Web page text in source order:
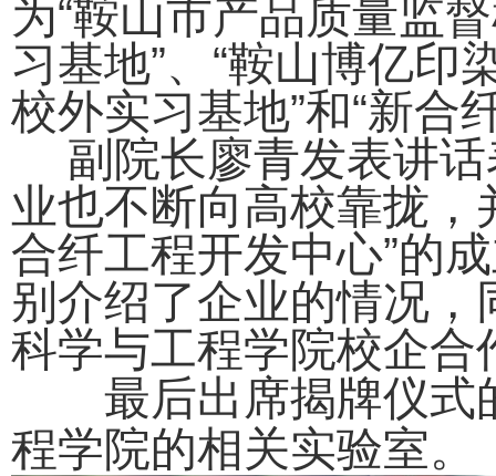
为“鞍山市产品质量监
习基地”、“鞍山博亿印
校外实习基地”和“新合
副院长廖青发表讲
业也不断向高校靠拢，
合纤工程开发中心”的
别介绍了企业的情况
科学与工程学院校企
最后出席揭牌仪式
程学院的相关实验室。